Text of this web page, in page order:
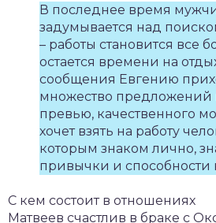
В последнее время
задумывается над
– работы становится все
остается времени на
сообщения Евгению
множество предложений
превью, качественного
хочет взять на работу
которым знаком лично,
привычки и способности
С кем состоит в отношениях
Матвеев счастлив в браке с